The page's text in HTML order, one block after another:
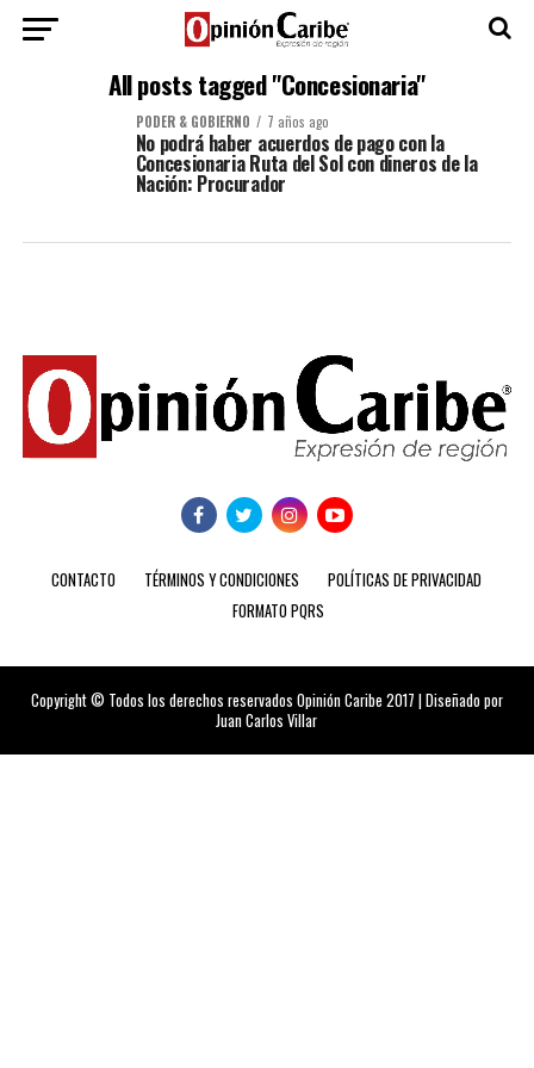
All posts tagged "Concesionaria"
PODER & GOBIERNO 7 años ago
No podrá haber acuerdos de pago con la
Concesionaria Ruta del Sol con dineros de la
Nación: Procurador
CONTACTO TÉRMINOS Y CONDICIONES
POLÍTICAS DE PRIVACIDAD
FORMATO PQRS
Copyright © Todos los derechos reservados Opinión Caribe 2017 | Diseñado por
Juan Carlos Villar